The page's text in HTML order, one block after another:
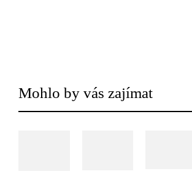
Mohlo by vás zajímat